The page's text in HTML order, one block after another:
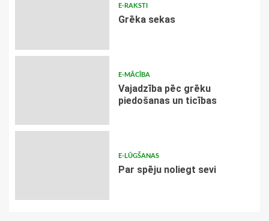
E-RAKSTI
Grēka sekas
E-MĀCĪBA
Vajadzība pēc grēku
piedošanas un ticības
E-LŪGŠANAS
Par spēju noliegt sevi